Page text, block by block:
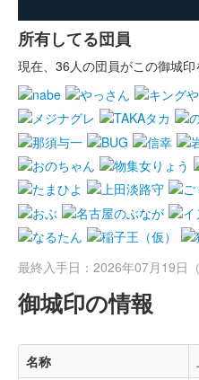
所有してる団員
現在、36人の団員がこの御城印
最終入手日：2026年07月19日（
御城印の情報
名称